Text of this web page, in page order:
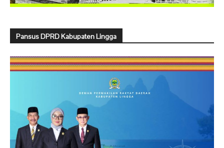
Pansus DPRD Kabupaten Lingga